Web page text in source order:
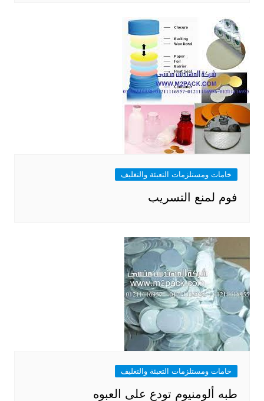
خامات ومستلزمات التعبئة والتغليف
فوم لمنع التسريب
خامات ومستلزمات التعبئة والتغليف
طبه ألومنيوم تودع على العبوه